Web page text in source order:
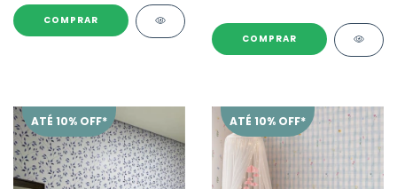
ATÉ 10% OFF* ATÉ 10% OFF*